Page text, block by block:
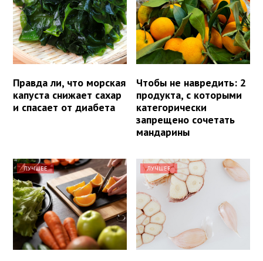
Правда ли, что морская
капуста снижает сахар
и спасает от диабета
Чтобы не навредить: 2
продукта, с которыми
категорически
запрещено сочетать
мандарины
ЛУЧШЕЕ ЛУЧШЕЕ